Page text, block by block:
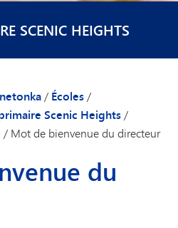
SCENIC HEIGHTS
/ Écoles/
Scenic Heights/
/ Mot de bienvenue du directeur
du